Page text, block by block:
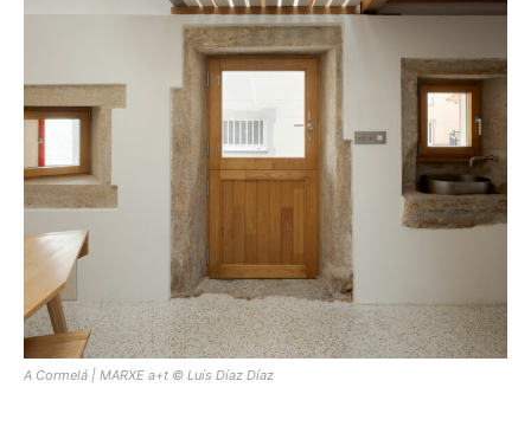
A Cormelá | MARXE a+t © Luís Díaz Díaz